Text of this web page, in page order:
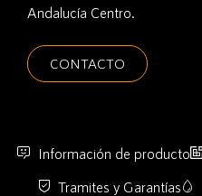
Andalucía Centro.
CONTACTO
Información de producto
Tramites y Garantías